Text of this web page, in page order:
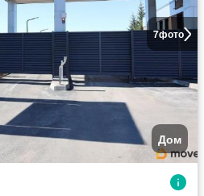
7фото
Дом